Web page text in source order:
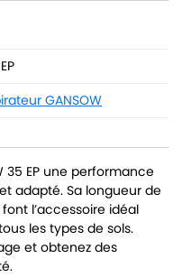
GANSOW
35 EP une performance
adapté. Sa longueur de
l’accessoire idéal
les types de sols.
et obtenez des